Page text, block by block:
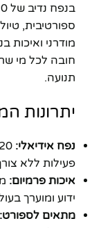
ספורטיבית,
מודרני ואיכות
חובה לכל מי
תנועה.
יתרונות
נפח אידיאלי:
פעילות ללא
איכות פרמיום:
ידוע ומוערך
מתאים לספורט: